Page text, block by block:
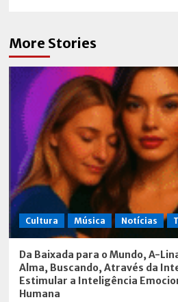
More Stories
Cultura Música Notícias
Da Baixada para o Mundo, A-
Alma, Buscando, Através da
Estimular a Inteligência
Humana